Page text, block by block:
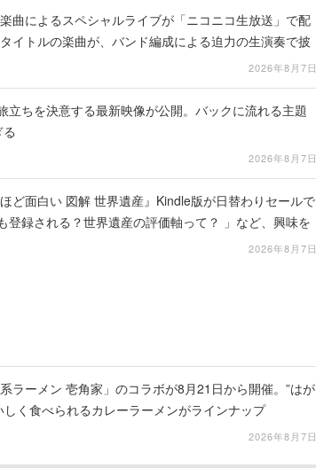
曲によるスペシャルライブが「ニコニコ生放送」で配
イトルの楽曲が、バンド編成による迫力の生演奏で披
2026年8月7日
立ちを決意する最新映像が公開。バックに流れる主題
2026年8月7日
ど面白い 図解 世界遺産』Kindle版が日替わりセールで
登録される？世界遺産の評価軸って？ 」など、興味を
2026年8月7日
ラーメン 壱角家」のコラボが8月21日から開催。”はが
く食べられるカレーラーメンがラインナップ
2026年8月7日